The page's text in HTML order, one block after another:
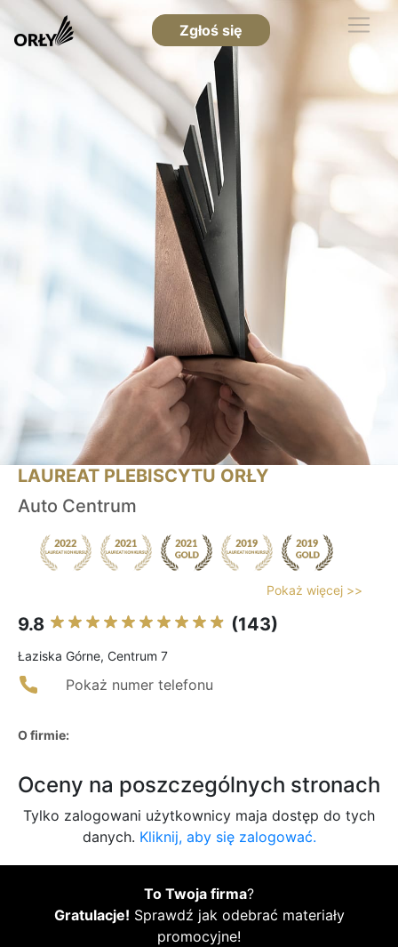
Zgłoś się
LAUREAT PLEBISCYTU ORŁY
Auto Centrum
Pokaż więcej >>
9.8 (143)
Łaziska Górne, Centrum 7
Pokaż numer telefonu
O firmie:
Oceny na poszczególnych stronach
Tylko zalogowani użytkownicy maja dostęp do tych
danych. Kliknij, aby się zalogować.
To Twoja firma?
Gratulacje! Sprawdź jak odebrać materiały
promocyjne!